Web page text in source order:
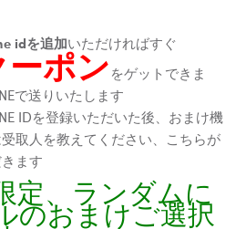
idを追加いただければすぐ
ポンをゲットできま
で送りいたします
IDを登録いただいた後、おまけ機
取人を教えてください、こちらが
ます
定、ランダムに
のおまけご選択